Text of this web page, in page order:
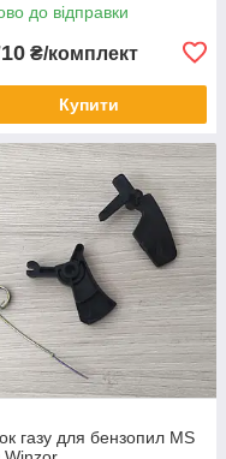
до відправки
₴/комплект
Купити
газу для бензопил MS